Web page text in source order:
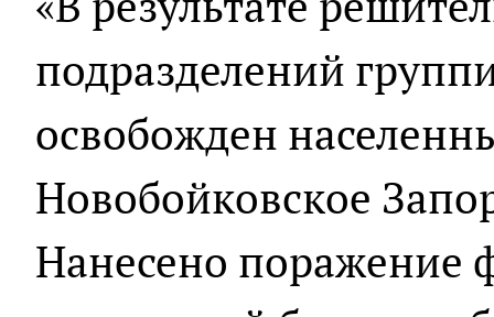
подразделений
освобожден
Новобойковское
Нанесено поражение